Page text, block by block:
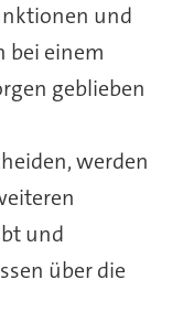
und
bei einem
geblieben
werden
und
über die